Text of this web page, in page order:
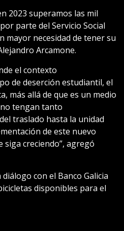
2023 superamos las mil
parte del Servicio Social
mayor necesidad de tener su
Arcamone.
el contexto
de deserción estudiantil, el
más allá de que es un medio
tengan tanto
traslado hasta la unidad
de este nuevo
siga creciendo”, agregó
con el Banco Galicia
disponibles para el